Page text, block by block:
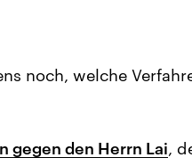
noch, welche
gegen den Herrn Lai,